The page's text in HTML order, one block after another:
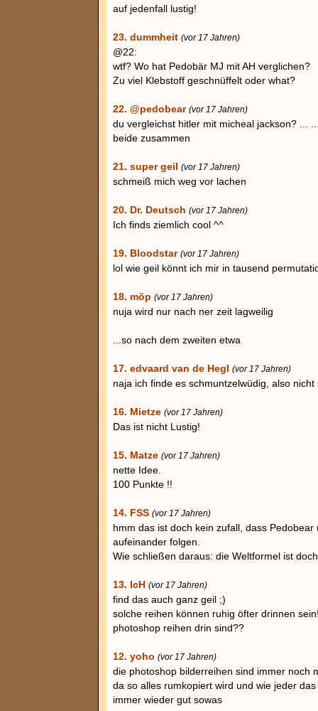
auf jedenfall lustig!
23. dummheit (vor 17 Jahren)
@22:
wtf? Wo hat Pedobär MJ mit AH verglichen?
Zu viel Klebstoff geschnüffelt oder what?
22. @pedobear (vor 17 Jahren)
du vergleichst hitler mit micheal jackson? ...
beide zusammen
21. super geil (vor 17 Jahren)
schmeiß mich weg vor lachen
20. Dr. Deutsch (vor 17 Jahren)
Ich finds ziemlich cool ^^
19. Bloodstar (vor 17 Jahren)
lol wie geil könnt ich mir in tausend
18. möp (vor 17 Jahren)
nuja wird nur nach ner zeit lagweilig
...so nach dem zweiten etwa
17. edvaard van de Hegl (vor 17 Jahren)
naja ich finde es schmuntzelwüdig, also
16. Mietze (vor 17 Jahren)
Das ist nicht Lustig!
15. Matze (vor 17 Jahren)
nette Idee.
100 Punkte !!
14. FSS (vor 17 Jahren)
hmm das ist doch kein zufall, dass
aufeinander folgen.
Wie schließen daraus: die Weltformel ist
13. IcH (vor 17 Jahren)
find das auch ganz geil ;)
solche reihen können ruhig öfter drinnen
photoshop reihen drin sind??
12. yoho (vor 17 Jahren)
die photoshop bilderreihen sind immer noch
da so alles rumkopiert wird und wie jeder
immer wieder gut sowas